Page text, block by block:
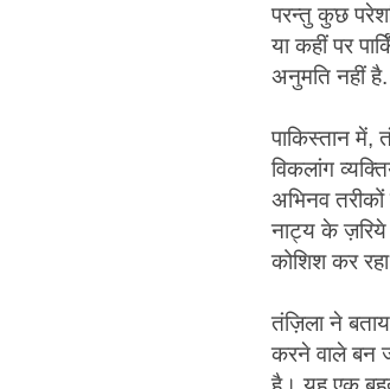
परन्तु कुछ
या कहीं पर
अनुमति नहीं है.
पाकिस्तान में,
विकलांग
अभिनव
नाट्य के
कोशिश कर
तंज़िला ने
करने वाले बन